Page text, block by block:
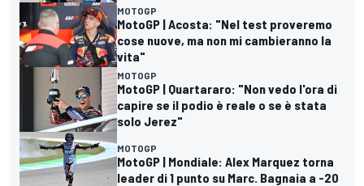
MOTOGP
MotoGP | Acosta: "Nel test proveremo
cose nuove, ma non mi cambieranno la
vita"
MOTOGP
MotoGP | Quartararo: "Non vedo l'ora di
capire se il podio è reale o se è stata
solo Jerez"
MOTOGP
MotoGP | Mondiale: Alex Marquez torna
leader di 1 punto su Marc. Bagnaia a -20